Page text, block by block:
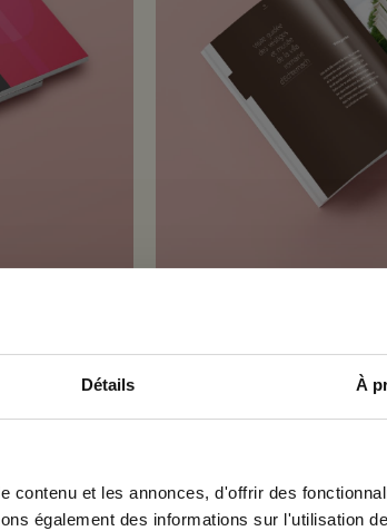
Détails À
contenu et les annonces, d'offrir des
également des informations sur l'utilisation